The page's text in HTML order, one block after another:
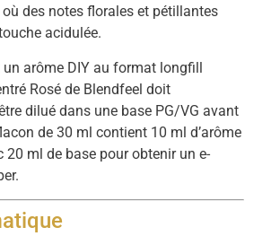
des notes florales et pétillantes
acidulée.
un arôme DIY au format longfill
Rosé de Blendfeel doit
dilué dans une base PG/VG avant
de 30 ml contient 10 ml d’arôme
20 ml de base pour obtenir un e-